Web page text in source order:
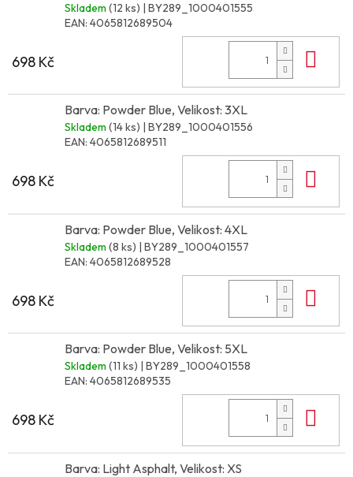
Skladem (12 ks) | BY289_1000401555
EAN: 4065812689504
698 Kč
Barva: Powder Blue, Velikost: 3XL
Skladem (14 ks) | BY289_1000401556
EAN: 4065812689511
698 Kč
Barva: Powder Blue, Velikost: 4XL
Skladem (8 ks) | BY289_1000401557
EAN: 4065812689528
698 Kč
Barva: Powder Blue, Velikost: 5XL
Skladem (11 ks) | BY289_1000401558
EAN: 4065812689535
698 Kč
Barva: Light Asphalt, Velikost: XS